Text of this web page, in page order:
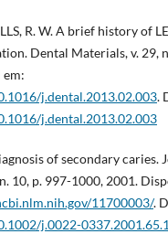
R. W. A brief history of
Dental Materials, v. 29,
j.dental.2013.02.003.
j.dental.2013.02.003
of secondary caries.
10, p. 997-1000, 2001.
11700003/.
j.0022-